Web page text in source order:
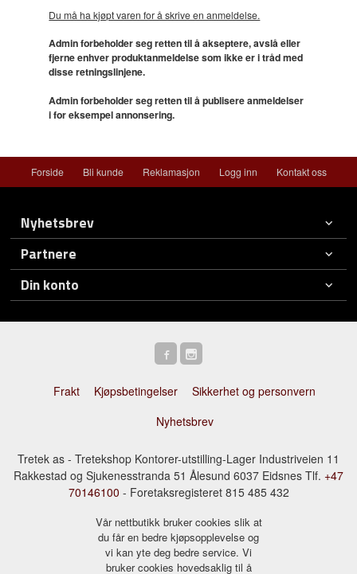
Du må ha kjøpt varen for å skrive en anmeldelse.
Admin forbeholder seg retten til å akseptere, avslå eller
fjerne enhver produktanmeldelse som ikke er i tråd med
disse retningslinjene.
Admin forbeholder seg retten til å publisere anmeldelser
i for eksempel annonsering.
Forside Bli kunde Reklamasjon Logg inn Kontakt oss
Nyhetsbrev
Partnere
Din konto
Frakt Kjøpsbetingelser
Sikkerhet og personvern
Nyhetsbrev
Tretek as - Tretekshop Kontorer-utstilling-Lager Industriveien 11
Rakkestad og Sjukenesstranda 51 Ålesund 6037 Eidsnes Tlf. +47
70146100 - Foretaksregisteret 815 485 432
Vår nettbutikk bruker cookies slik at
du får en bedre kjøpsopplevelse og
vi kan yte deg bedre service. Vi
bruker cookies hovedsaklig til å